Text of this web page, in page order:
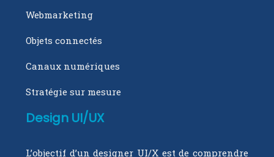
Webmarketing
Objets connectés
Canaux numériques
Stratégie sur mesure
Design UI/UX
L’objectif d’un designer UI/X est de comprendre